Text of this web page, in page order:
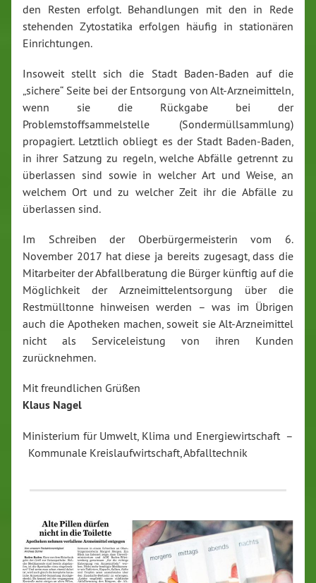
den Resten erfolgt. Behandlungen mit den in Rede
stehenden Zytostatika erfolgen häufig in stationären
Einrichtungen.
Insoweit stellt sich die Stadt Baden-Baden auf die
„sichere“ Seite bei der Entsorgung von Alt-Arzneimitteln,
wenn sie die Rückgabe bei der
Problemstoffsammelstelle (Sondermüllsammlung)
propagiert. Letztlich obliegt es der Stadt Baden-Baden,
in ihrer Satzung zu regeln, welche Abfälle getrennt zu
überlassen sind sowie in welcher Art und Weise, an
welchem Ort und zu welcher Zeit ihr die Abfälle zu
überlassen sind.
Im Schreiben der Oberbürgermeisterin vom 6.
November 2017 hat diese ja bereits zugesagt, dass die
Mitarbeiter der Abfallberatung die Bürger künftig auf die
Möglichkeit der Arzneimittelentsorgung über die
Restmülltonne hinweisen werden – was im Übrigen
auch die Apotheken machen, soweit sie Alt-Arzneimittel
nicht als Serviceleistung von ihren Kunden
zurücknehmen.
Mit freundlichen Grüßen
Klaus Nagel
Ministerium für Umwelt, Klima und Energiewirtschaft –
Kommunale Kreislaufwirtschaft, Abfalltechnik